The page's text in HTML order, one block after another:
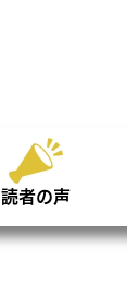
読者の声